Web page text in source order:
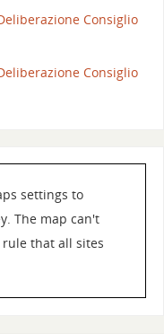
Consiglio
Consiglio
settings to
The map can't
that all sites